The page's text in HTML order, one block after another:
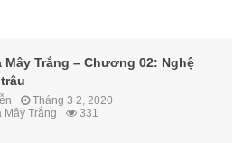
Trắng – Chương 02: Nghệ
Tháng 3 2, 2020
Trắng
331